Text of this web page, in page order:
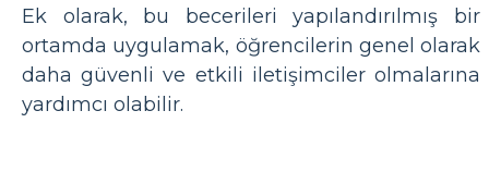
Ek olarak, bu becerileri yapılandırılmış bir
ortamda uygulamak, öğrencilerin genel olarak
daha güvenli ve etkili iletişimciler olmalarına
yardımcı olabilir.